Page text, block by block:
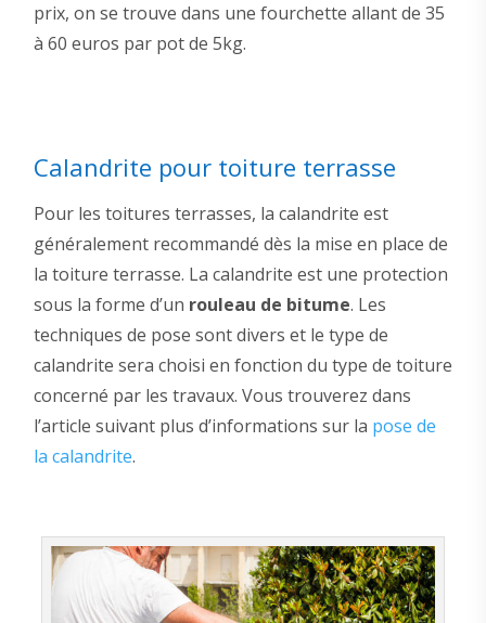
prix, on se trouve dans une fourchette allant de 35
à 60 euros par pot de 5kg.
Calandrite pour toiture terrasse
Pour les toitures terrasses, la calandrite est
généralement recommandé dès la mise en place de
la toiture terrasse. La calandrite est une protection
sous la forme d’un rouleau de bitume. Les
techniques de pose sont divers et le type de
calandrite sera choisi en fonction du type de toiture
concerné par les travaux. Vous trouverez dans
l’article suivant plus d’informations sur la pose de
la calandrite.